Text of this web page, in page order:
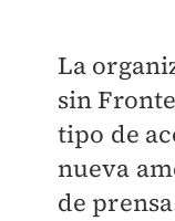
La
sin
tipo de
nueva
de